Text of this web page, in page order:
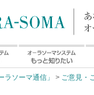
ラソーマ通信」 > ご意見・